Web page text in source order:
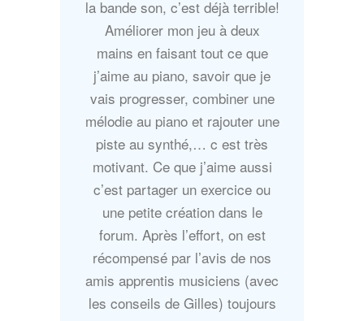
la bande son, c’est déjà terrible!
Améliorer mon jeu à deux
mains en faisant tout ce que
j’aime au piano, savoir que je
vais progresser, combiner une
mélodie au piano et rajouter une
piste au synthé,… c est très
motivant. Ce que j’aime aussi
c’est partager un exercice ou
une petite création dans le
forum. Après l’effort, on est
récompensé par l’avis de nos
amis apprentis musiciens (avec
les conseils de Gilles) toujours